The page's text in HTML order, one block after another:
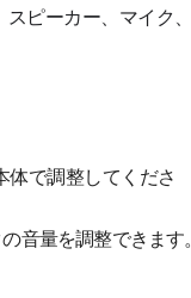
ピーカー、マイク、
で調整してくださ
音量を調整できます。